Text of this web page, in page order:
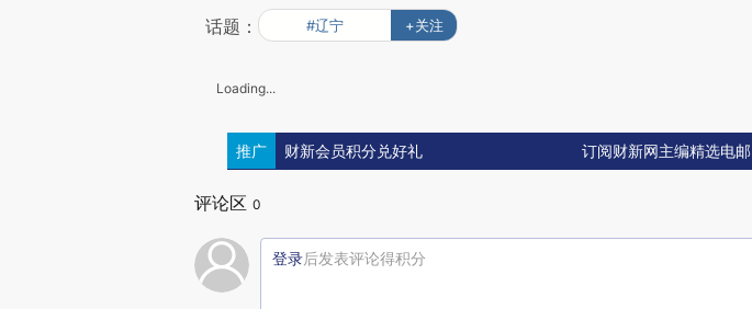
话题： #辽宁 +关注
Loading...
推广 财新会员积分兑好礼 订阅财新网主编精选电邮
评论区 0
登录后发表评论得积分